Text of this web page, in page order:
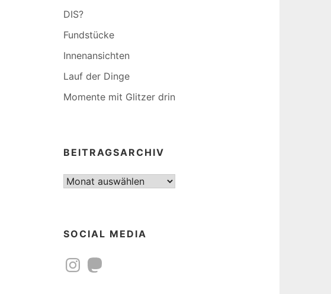
DIS?
Fundstücke
Innenansichten
Lauf der Dinge
Momente mit Glitzer drin
BEITRAGSARCHIV
Beitragsarchiv
SOCIAL MEDIA
InstagramMastodon